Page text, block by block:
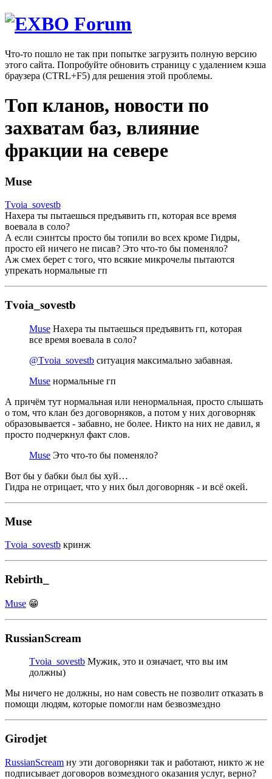
Что-то пошло не так при попытке загрузить полную версию
этого сайта. Попробуйте обновить страницу с удалением кэша
браузера (CTRL+F5) для решения этой проблемы.
Топ кланов, новости по
захватам баз, влияние
фракции на севере
Muse
Tvoia_sovestb
Нахера ты пытаешься предъявить гп, которая все время
воевала в соло?
А если сэинтсы просто бы топили во всех кроме Гидры,
просто ей ничего не писав? Это что-то бы поменяло?
Аж смех берет с того, что всякие микрочелы пытаются
упрекать нормальные гп
Tvoia_sovestb
Muse Нахера ты пытаешься предъявить гп, которая
все время воевала в соло?
@Tvoia_sovestb ситуация максимально забавная.
Muse нормальные гп
А причём тут нормальная или ненормальная, просто слышать
о том, что клан без договорняков, а потом у них договорняк
образовывается - забавно, не более. Никто на них не давил, я
просто подчеркнул факт слов.
Muse Это что-то бы поменяло?
Вот бы у бабки был бы хуй…
Гидра не отрицает, что у них был договорняк - и всё окей.
Muse
Tvoia_sovestb кринж
Rebirth_
Muse 😁
RussianScream
Tvoia_sovestb Мужик, это и означает, что вы им
должны)
Мы ничего не должны, но нам совесть не позволит отказать в
помощи людям, которые помогли нам безвозмездно
Girodjet
RussianScream ну эти договорняки так и работают, никто ж не
подписывает договоров возмездного оказания услуг, верно?